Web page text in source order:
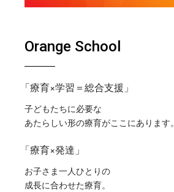
Orange School
「療育×学習＝総合支援」
子どもたちに必要な
あたらしい形の療育がここにあります。
「療育×発達」
お子さま一人ひとりの
成長に合わせた療育。